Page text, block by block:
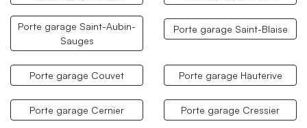
Porte garage Saint-Aubin-
Sauges
Porte garage Saint-Blaise
Porte garage Couvet Porte garage Hauterive
Porte garage Cernier Porte garage Cressier